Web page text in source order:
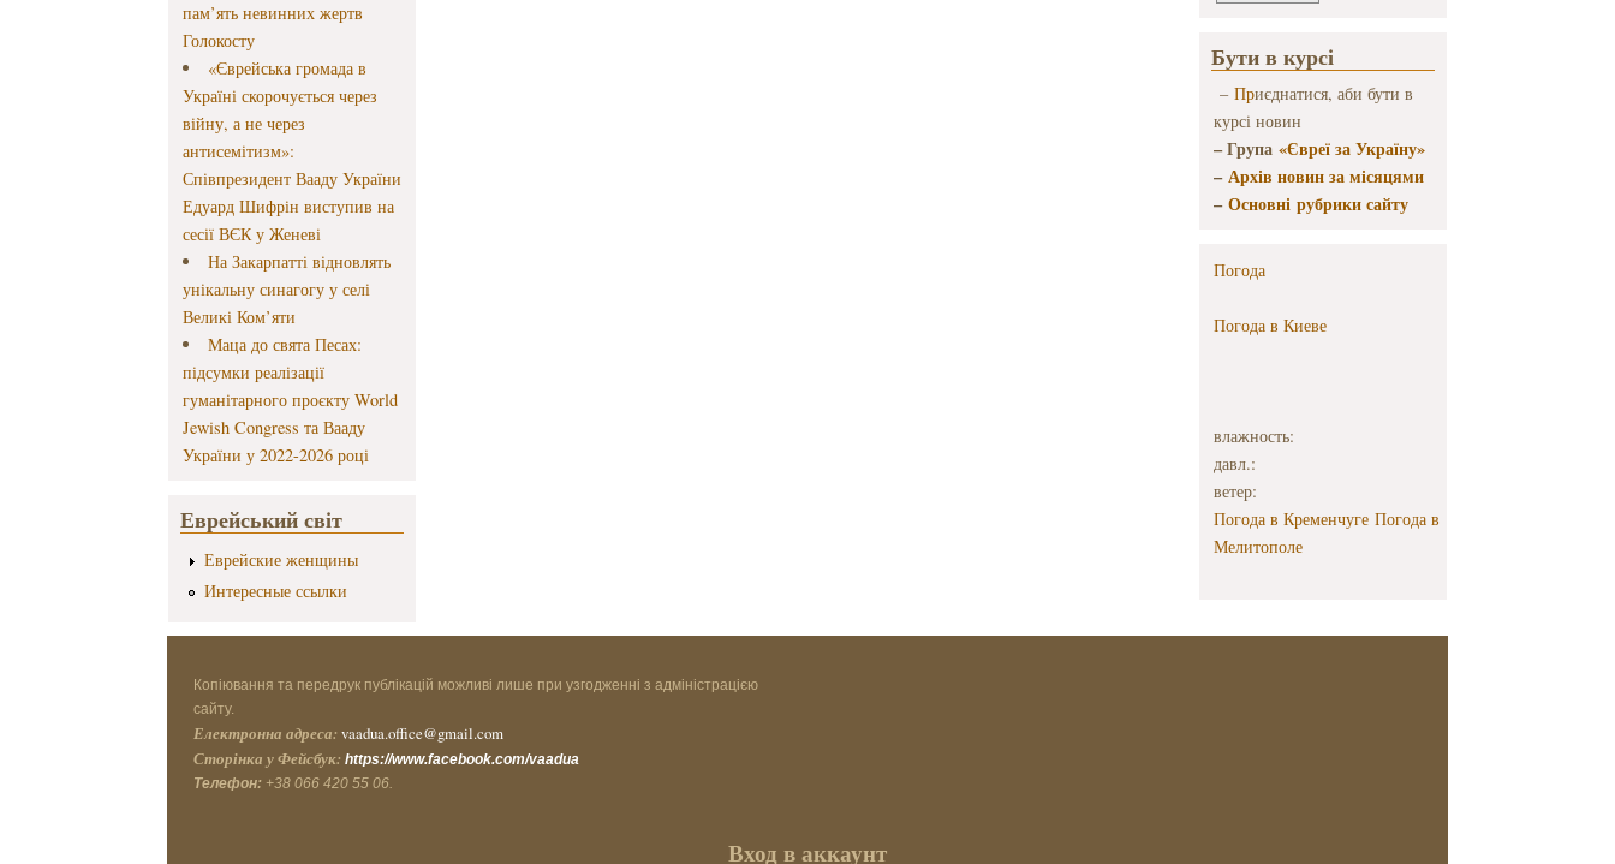
пам’ять невинних жертв
Голокосту
«Єврейська громада в
Україні скорочується через
війну, а не через
антисемітизм»:
Співпрезидент Вааду України
Едуард Шифрін виступив на
сесії ВЄК у Женеві
На Закарпатті відновлять
унікальну синагогу у селі
Великі Ком’яти
Маца до свята Песах:
підсумки реалізації
гуманітарного проєкту World
Jewish Congress та Вааду
України у 2022-2026 році
Еврейський світ
Еврейские женщины
Интересные ссылки
Бути в курсі
– Приєднатися, аби бути в
курсі новин
– Група «Євреї за Україну»
–Архів новин за місяцями
–Основні рубрики сайту
Погода
Погода в Киеве
влажность:
давл.:
ветер:
Погода в Кременчуге Погода в
Мелитополе
Копіювання та передрук публікацій можливі лише при узгодженні з адміністрацією
сайту.
Електронна адреса: vaadua.office@gmail.com
Сторінка у Фейсбук: https://www.facebook.com/vaadua
Телефон: +38 066 420 55 06.
Вход в аккаунт